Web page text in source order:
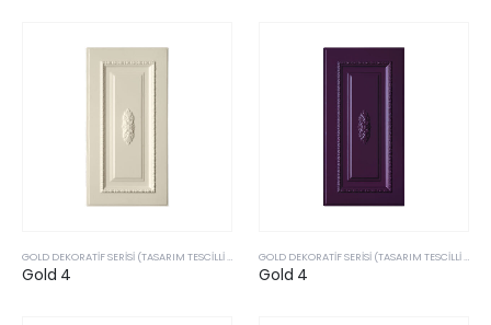
GOLD DEKORATIF SERISI (TASARIM TESCILLI & PATENTLI ÜRÜLERIMIZ)
Gold 4
GOLD DEKORATIF SERISI (TASARIM TESCILLI & PATENTLI ÜRÜLERIMIZ)
Gold 4